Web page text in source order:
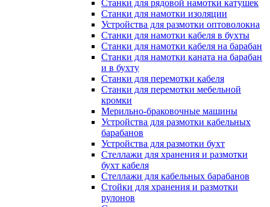
Станки для рядовой намотки катушек
Станки для намотки изоляции
Устройства для размотки оптоволокна
Станки для намотки кабеля в бухты
Станки для намотки кабеля на барабан
Станки для намотки каната на барабан
и в бухту
Станки для перемотки кабеля
Станки для перемотки мебельной
кромки
Мерильно-браковочные машины
Устройства для размотки кабельных
барабанов
Устройства для размотки бухт
Стеллажи для хранения и размотки
бухт кабеля
Стеллажи для кабельных барабанов
Стойки для хранения и размотки
рулонов